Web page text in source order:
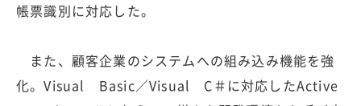
帳票識別に対応した。
また、顧客企業のシステムへの組み込み機能を強
化。Visual Basic／Visual C＃に対応したActive